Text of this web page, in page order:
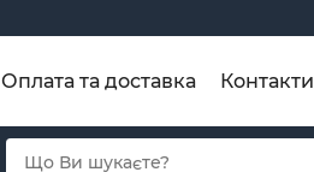
Оплата та доставка Контакти